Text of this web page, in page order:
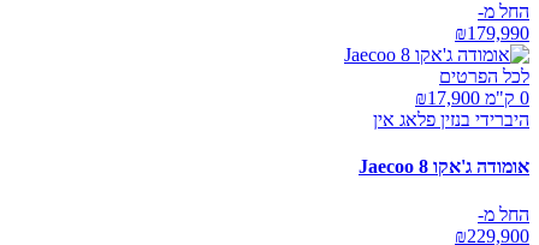
החל מ-
₪179,990
לכל הפרטים
0 ק"מ ₪
17,900
היברידי בנזין פלאג אין
אומודה ג'אקו Jaecoo 8
החל מ-
₪229,900